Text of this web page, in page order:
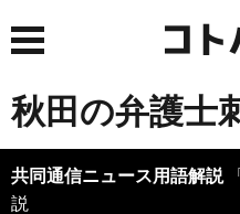
秋田の弁護士
共同通信ニュース用語解説「秋田の弁護士刺殺事件」の解
説